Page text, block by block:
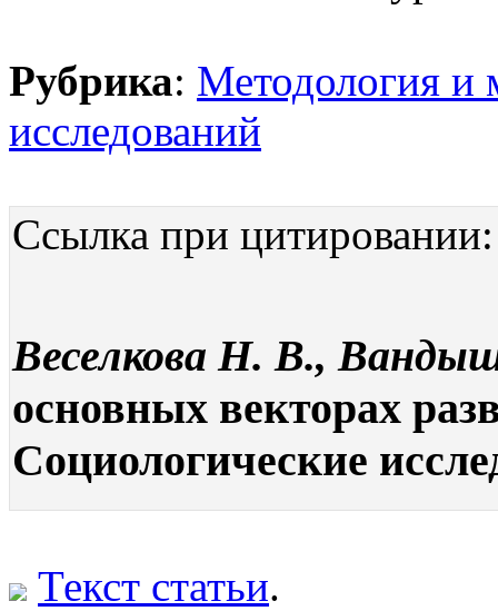
Рубрика: Методология и
исследований
Ссылка при цитировании:
Веселкова Н. В.,
основных векторах
Социологические
Текст статьи.